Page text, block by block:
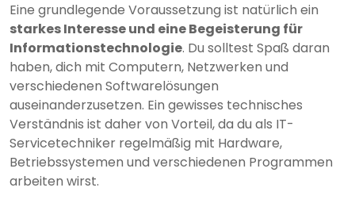
Eine grundlegende Voraussetzung ist natürlich ein
starkes Interesse und eine Begeisterung für
Informationstechnologie. Du solltest Spaß daran
haben, dich mit Computern, Netzwerken und
verschiedenen Softwarelösungen
auseinanderzusetzen. Ein gewisses technisches
Verständnis ist daher von Vorteil, da du als IT-
Servicetechniker regelmäßig mit Hardware,
Betriebssystemen und verschiedenen Programmen
arbeiten wirst.